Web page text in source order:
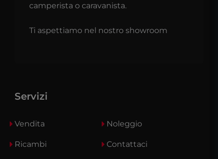
camperista o caravanista.
Ti aspettiamo nel nostro showroom
Servizi
Vendita Noleggio
Ricambi Contattaci